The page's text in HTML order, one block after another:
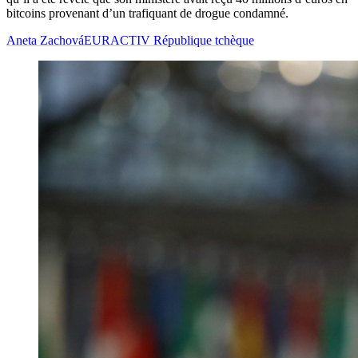
bitcoins provenant d’un trafiquant de drogue condamné.
Aneta ZachováEURACTIV République tchèque